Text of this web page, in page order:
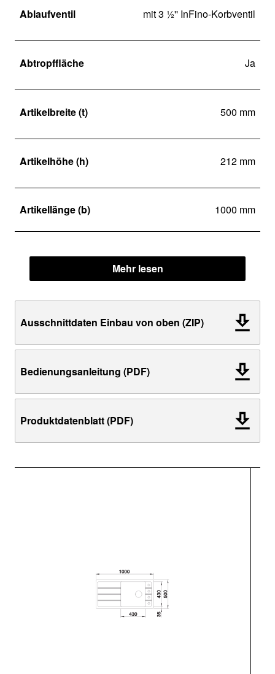
Ablaufventil mit 3 ½'' InFino-Korbventil
Abtropffläche Ja
Artikelbreite (t) 500 mm
Artikelhöhe (h) 212 mm
Artikellänge (b) 1000 mm
Mehr lesen
Ausschnittdaten Einbau von oben (ZIP)
Bedienungsanleitung (PDF)
Produktdatenblatt (PDF)